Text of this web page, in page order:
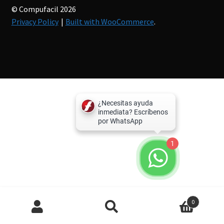
© Compufacil 2026
Privacy Policy
Built with WooCommerce.
Búsqueda
productos
0
1